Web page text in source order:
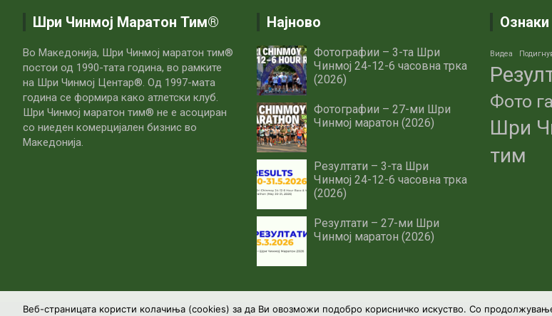
Шри Чинмој Маратон Тим®
Во Македонија, Шри Чинмој маратон тим®
постои од 1990-тата година, во рамките
на Шри Чинмој Центар®. Од 1997-мата
година се формира како атлетски клуб.
Шри Чинмој маратон тим® не е асоциран
со ниеден комерцијален бизнис во
Македонија.
Најново
Фотографии – 3-та Шри
Чинмој 24-12-6 часовна трка
(2026)
Фотографии – 27-ми Шри
Чинмој маратон (2026)
Резултати – 3-та Шри
Чинмој 24-12-6 часовна трка
(2026)
Резултати – 27-ми Шри
Чинмој маратон (2026)
Ознаки
Видеа
Фото
Шри
тим
Веб-страницата користи колачиња (cookies) за да Ви овозможи подобро корисничко искуство. Со